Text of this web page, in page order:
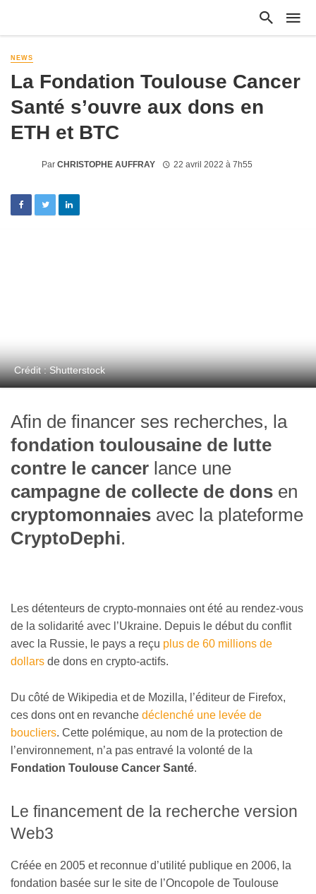
NEWS
La Fondation Toulouse Cancer
Santé s’ouvre aux dons en
ETH et BTC
Par CHRISTOPHE AUFFRAY 22 avril 2022 à 7h55
Crédit : Shutterstock
Afin de financer ses recherches, la
fondation toulousaine de lutte
contre le cancer lance une
campagne de collecte de dons en
cryptomonnaies avec la plateforme
CryptoDephi.
Les détenteurs de crypto-monnaies ont été au rendez-vous
de la solidarité avec l’Ukraine. Depuis le début du conflit
avec la Russie, le pays a reçu plus de 60 millions de
dollars de dons en crypto-actifs.
Du côté de Wikipedia et de Mozilla, l’éditeur de Firefox,
ces dons ont en revanche déclenché une levée de
boucliers. Cette polémique, au nom de la protection de
l’environnement, n’a pas entravé la volonté de la
Fondation Toulouse Cancer Santé.
Le financement de la recherche version
Web3
Créée en 2005 et reconnue d’utilité publique en 2006, la
fondation basée sur le site de l’Oncopole de Toulouse